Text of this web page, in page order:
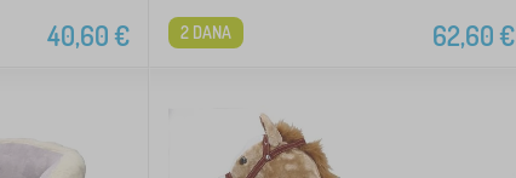
40,60€ 62,60€
2 DANA